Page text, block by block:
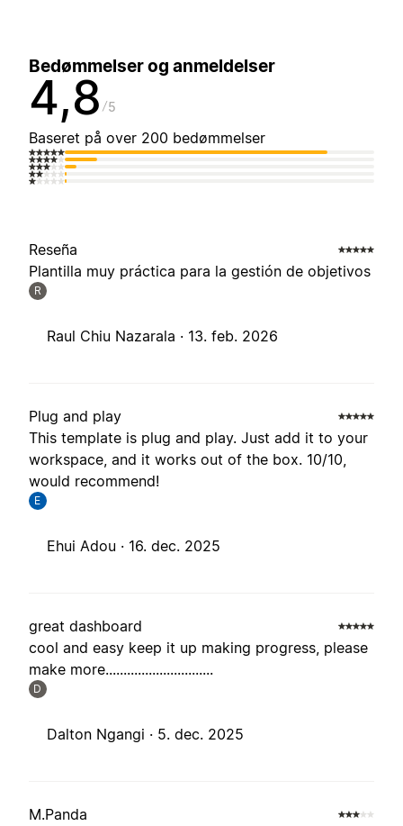
Bedømmelser og anmeldelser
4,8 5
Baseret på over 200 bedømmelser
Reseña
Plantilla muy práctica para la gestión de objetivos
R
Raul Chiu Nazarala · 13. feb. 2026
Plug and play
This template is plug and play. Just add it to your
workspace, and it works out of the box. 10/10,
would recommend!
E
Ehui Adou · 16. dec. 2025
great dashboard
cool and easy keep it up making progress, please
make more..............................
D
Dalton Ngangi · 5. dec. 2025
M.Panda